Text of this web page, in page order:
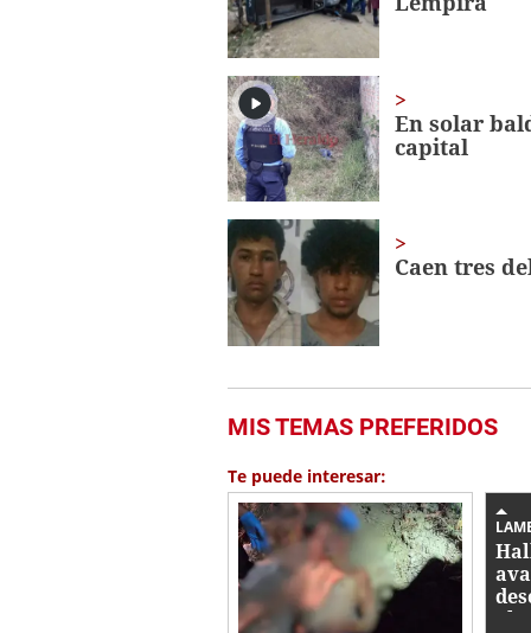
0%
En solar
capital
Caen tres
MIS TEMAS PREFERIDOS
Te puede interesar: